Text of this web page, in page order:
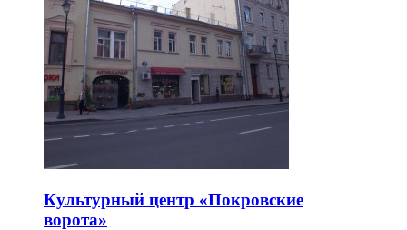
Культурный центр «Покровские
ворота»